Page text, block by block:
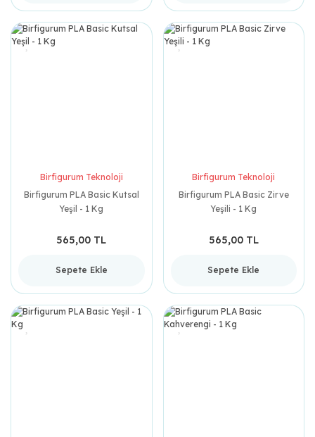
Birfigurum Teknoloji
Birfigurum PLA Basic Kutsal
Yeşil - 1 Kg
565,00 TL
Sepete Ekle
Birfigurum Teknoloji
Birfigurum PLA Basic Zirve
Yeşili - 1 Kg
565,00 TL
Sepete Ekle